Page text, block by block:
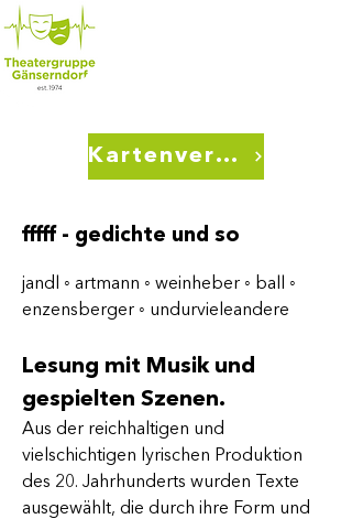
Kartenverkauf
fffff - gedichte und so
jandl ◦ artmann ◦ weinheber ◦ ball ◦
enzensberger ◦ undurvieleandere
Lesung mit Musik und
gespielten Szenen.
Aus der reichhaltigen und
vielschichtigen lyrischen Produktion
des 20. Jahrhunderts wurden Texte
ausgewählt, die durch ihre Form und